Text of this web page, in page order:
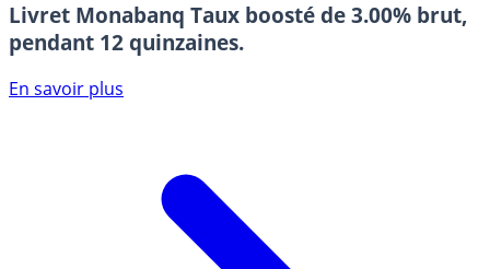
Livret Monabanq Taux boosté de 3.00% brut,
pendant 12 quinzaines.
En savoir plus